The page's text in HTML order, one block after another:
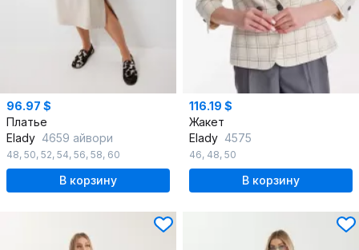
96.97 $
Платье
Elady 4659 айвори
48, 50, 52, 54, 56, 58, 60
В корзину
116.19 $
Жакет
Elady 4575
46, 48, 50
В корзину